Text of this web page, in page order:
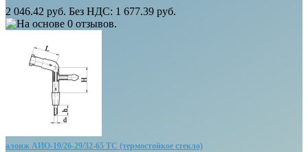
2 046.42 руб. Без НДС: 1 677.39 руб.
алонж АИО-19/26-29/32-65 ТС (термостойкое стекло)